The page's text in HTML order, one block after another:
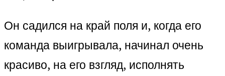
Он садился на край поля и, когда его
команда выигрывала, начинал очень
красиво, на его взгляд, исполнять